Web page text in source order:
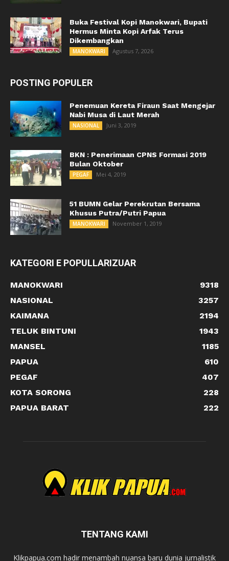
Buka Festival Kopi Manokwari, Bupati
Hermus Minta Kopi Arfak Terus
Dikembangkan
MANOKWARI Agustus 7, 2026
POSTING POPULER
Penemuan Kereta Firaun Saat Mengejar
Nabi Musa di Laut Merah
NASIONAL Juni 3, 2019
BKN : Penerimaan CPNS Formasi 2019
Bulan Oktober
PEGAF Mei 4, 2019
51 BUMN Gelar Perekrutan Bersama
Khusus Putra/Putri Papua
MANOKWARI November 1, 2019
KATEGORI E POPULLARIZUAR
MANOKWARI
9318
NASIONAL
3257
KAIMANA
2194
TELUK BINTUNI
1943
MANSEL
1185
PAPUA
610
PEGAF
407
KOTA SORONG
228
PAPUA BARAT
222
TENTANG KAMI
Klikpapua.com hadir menambah nuansa baru dunia jurnalistik